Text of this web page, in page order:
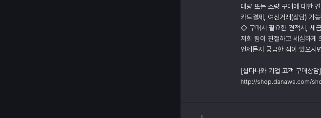
대량 또는 소량 구매에 대한
카드결제, 여신거래(상담) 가
◇ 구매시 필요한 견적서, 세
저희 팀이 친절하고 세심하게
언제든지 궁금한 점이 있으시
[샵다나와 기업 고객 구매상담]
http://shop.danawa.com/